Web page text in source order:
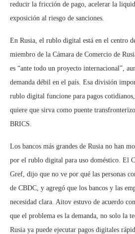
reducir la fricción de pago, acelerar la
exposición al riesgo de sanciones.
En Rusia, el rublo digital está en el centro
miembro de la Cámara de Comercio de
es “ante todo un proyecto internacional”,
demanda débil en el país. Esa división
rublo digital funcione para pagos
quiere que sirva como puente
BRICS.
Los bancos más grandes de Rusia no han
por el rublo digital para uso doméstico. El
Gref, dijo que no ve por qué las personas
de CBDC, y agregó que los bancos y las
necesidad clara. Aitov estuvo de acuerdo
que el problema es la demanda, no solo la
Rusia ya puede ejecutar pagos digitales